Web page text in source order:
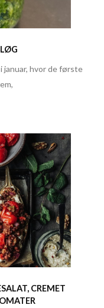
januar, hvor de første
CREMET